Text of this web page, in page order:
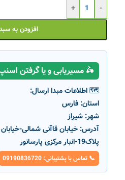
-
+
افزودن به
🛵 مسیریابی و یا گرفتن
🗺️ اطلاعات مبدا ارسال:
استان: فارس
شهر: شیراز
آدرس:
پلاک19-انبار مرکزی پارسانور
📞 تماس با پشتیبانی: 09190836720